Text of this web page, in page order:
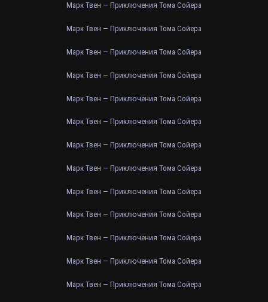
Марк Твен — Приключения Тома Сойера
Марк Твен — Приключения Тома Сойера
Марк Твен — Приключения Тома Сойера
Марк Твен — Приключения Тома Сойера
Марк Твен — Приключения Тома Сойера
Марк Твен — Приключения Тома Сойера
Марк Твен — Приключения Тома Сойера
Марк Твен — Приключения Тома Сойера
Марк Твен — Приключения Тома Сойера
Марк Твен — Приключения Тома Сойера
Марк Твен — Приключения Тома Сойера
Марк Твен — Приключения Тома Сойера
Марк Твен — Приключения Тома Сойера